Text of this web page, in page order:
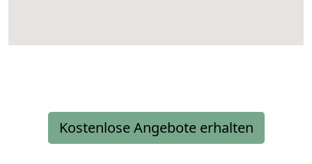
Kostenlose Angebote erhalten